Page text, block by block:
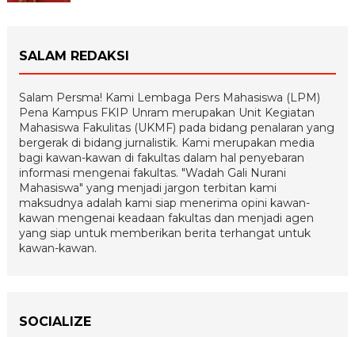
SALAM REDAKSI
Salam Persma! Kami Lembaga Pers Mahasiswa (LPM)
Pena Kampus FKIP Unram merupakan Unit Kegiatan
Mahasiswa Fakulitas (UKMF) pada bidang penalaran yang
bergerak di bidang jurnalistik. Kami merupakan media
bagi kawan-kawan di fakultas dalam hal penyebaran
informasi mengenai fakultas. "Wadah Gali Nurani
Mahasiswa" yang menjadi jargon terbitan kami
maksudnya adalah kami siap menerima opini kawan-
kawan mengenai keadaan fakultas dan menjadi agen
yang siap untuk memberikan berita terhangat untuk
kawan-kawan.
SOCIALIZE